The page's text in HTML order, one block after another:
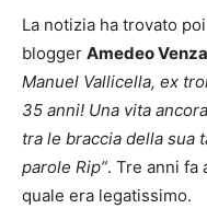
La notizia ha trovato
blogger Amedeo Venza
Manuel Vallicella, ex
35 anni! Una vita
tra le braccia della sua
parole Rip”. Tre anni fa
quale era legatissimo.